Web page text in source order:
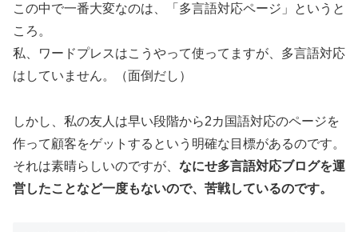
この中で一番大変なのは、「多言語対応ページ」というと
ころ。
私、ワードプレスはこうやって使ってますが、多言語対応
はしていません。（面倒だし）
しかし、私の友人は早い段階から2カ国語対応のページを
作って顧客をゲットするという明確な目標があるのです。
それは素晴らしいのですが、 なにせ多言語対応ブログを運
営したことなど一度もないので、苦戦しているのです。